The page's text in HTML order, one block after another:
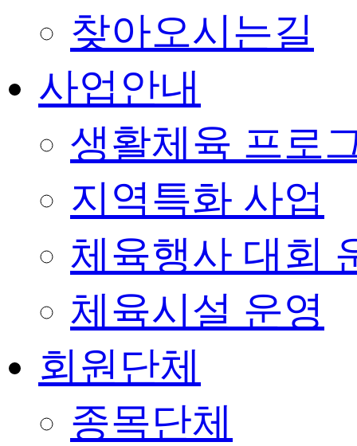
찾아오시는길
사업안내
생활체육 프로
지역특화 사업
체육행사 대회
체육시설 운영
회원단체
종목단체